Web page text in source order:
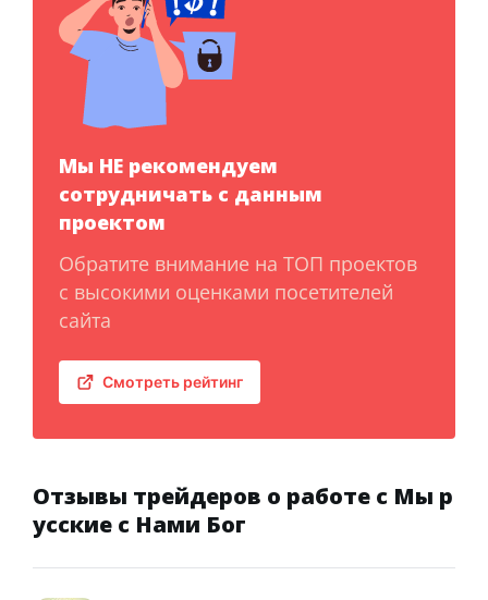
Мы НЕ рекомендуем
сотрудничать с данным
проектом
Обратите внимание на ТОП проектов
с высокими оценками посетителей
сайта
Смотреть рейтинг
Отзывы трейдеров о работе с Мы р
усские с Нами Бог